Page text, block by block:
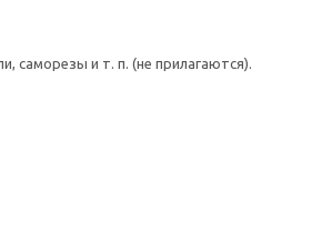
саморезы и т. п. (не прилагаются).